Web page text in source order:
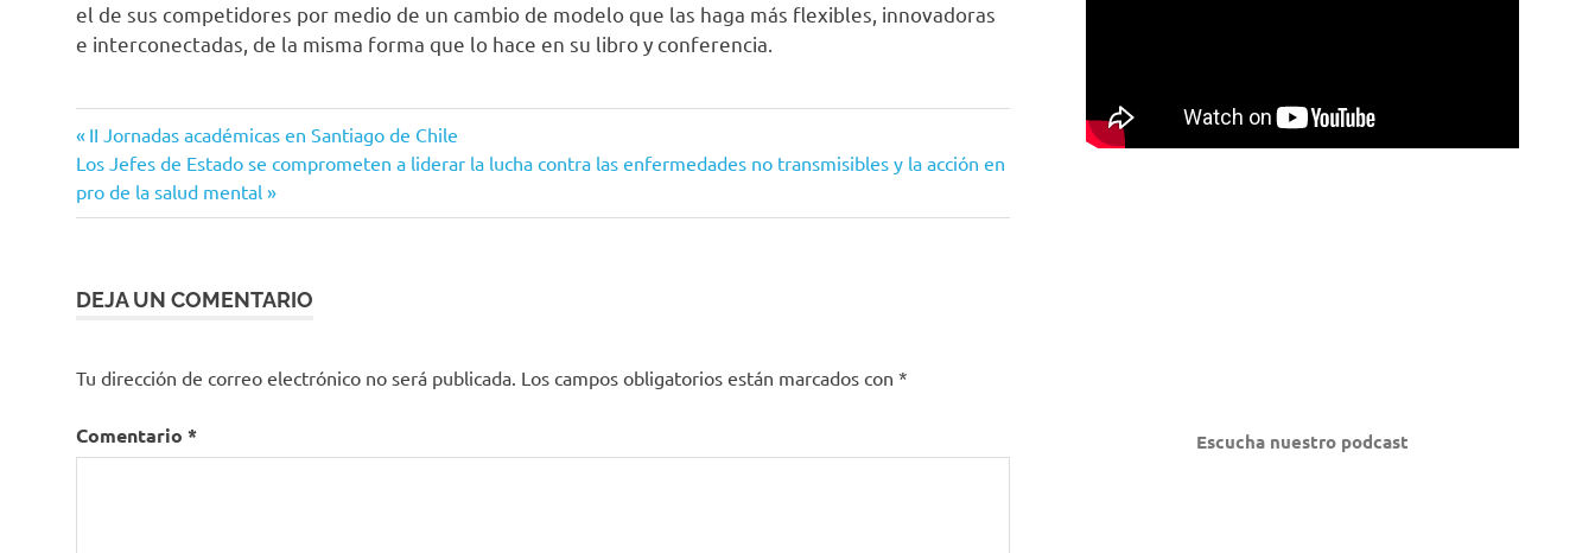
el de sus competidores por medio de un cambio de modelo que las haga más flexibles, innovadoras
e interconectadas, de la misma forma que lo hace en su libro y conferencia.
Navegación
de
Entrada
anterior:
II Jornadas académicas en Santiago de Chile
Siguiente
entrada:
Los Jefes de Estado se comprometen a liderar la lucha contra las enfermedades no transmisibles y la acción en
pro de la salud mental
DEJA UN COMENTARIO
Tu dirección de correo electrónico no será publicada. Los campos obligatorios están marcados con *
Comentario * Escucha nuestro podcast